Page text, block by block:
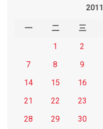
一 二 三
1
2
7
8 9
14
15 16
21
22 23
28
29
30